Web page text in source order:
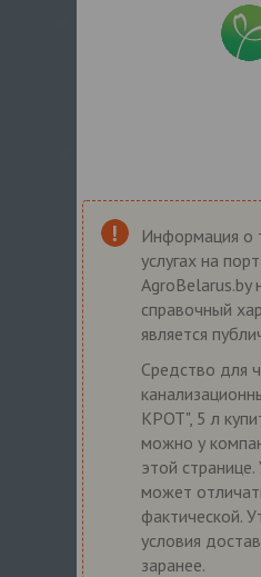
Информация о
услугах на
AgroBelarus.by
справочный
является
Средство для
КРОТ", 5 л
можно у
этой странице.
может
фактической.
условия
заранее.